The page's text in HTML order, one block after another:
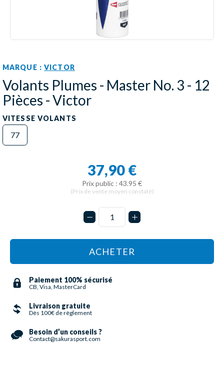
MARQUE :VICTOR
Volants Plumes - Master No. 3 - 12
Pièces - Victor
VITESSE VOLANTS
77
37,90 €
Prix public : 43.95 €
(Prix de vente moyen constaté)
ACHETER
Paiement 100% sécurisé
CB, Visa, MasterCard
Livraison gratuite
Dès 100€ de règlement
Besoin d’un conseils ?
Contact@sakurasport.com